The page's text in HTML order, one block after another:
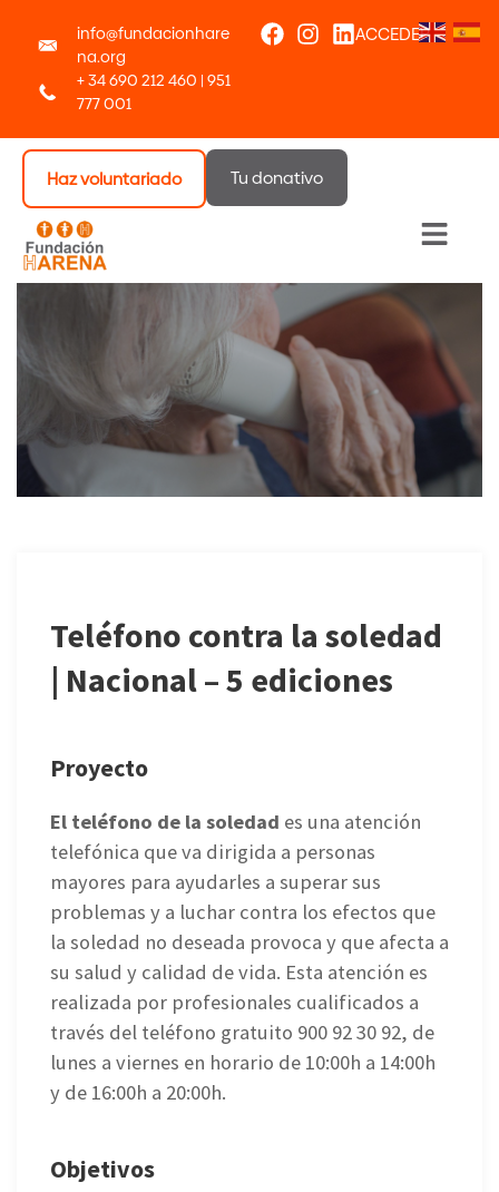
info@fundacionhare
na.org
+ 34 690 212 460 | 951
777 001
ACCEDER
Haz voluntariado Tu donativo
Menú
Teléfono contra la soledad
| Nacional – 5 ediciones
Proyecto
El teléfono de la soledad es una atención
telefónica que va dirigida a personas
mayores para ayudarles a superar sus
problemas y a luchar contra los efectos que
la soledad no deseada provoca y que afecta a
su salud y calidad de vida. Esta atención es
realizada por profesionales cualificados a
través del teléfono gratuito 900 92 30 92, de
lunes a viernes en horario de 10:00h a 14:00h
y de 16:00h a 20:00h.
Objetivos